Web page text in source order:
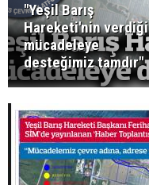
"Yeşil Barış
Hareketi'nin verdiği
mücadeleye
desteğimiz tamdır"